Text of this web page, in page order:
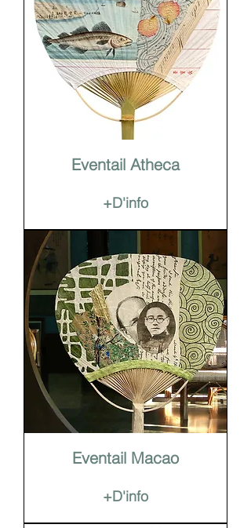
Eventail Atheca
+D'info
Eventail Macao
+D'info